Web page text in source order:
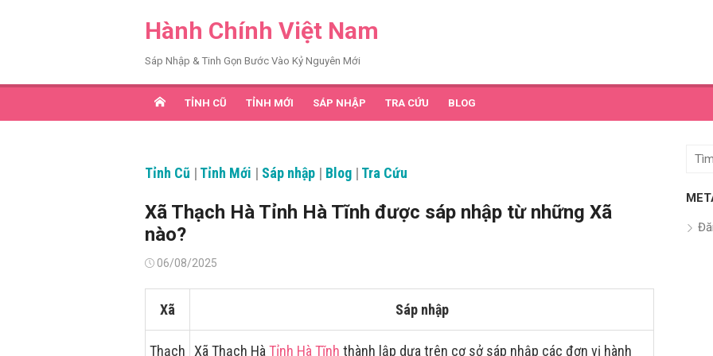
Hành Chính Việt Nam
Sáp Nhập & Tinh Gọn Bước Vào Kỷ Nguyên Mới
TỈNH CŨ TỈNH MỚI SÁP NHẬP TRA CỨU BLOG
Tỉnh Cũ | Tỉnh Mới | Sáp nhập | Blog | Tra Cứu
Xã Thạch Hà Tỉnh Hà Tĩnh được sáp nhập từ những Xã
nào?
Đăng06/08/2025
Xã Sáp nhập
Thạch
Xã Thạch Hà Tỉnh Hà Tĩnh thành lập dựa trên cơ sở sáp nhập các đơn vị hành
Tìm
quả